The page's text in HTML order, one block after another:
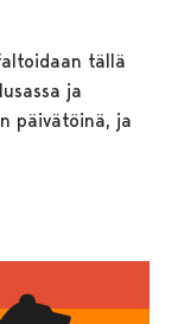
tällä
ja
päivätöinä, ja